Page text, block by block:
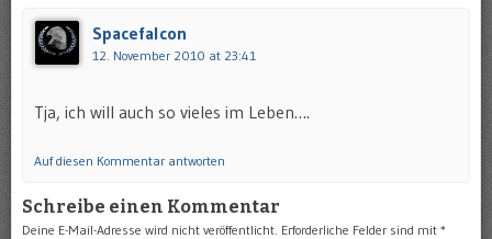
Spacefalcon
12. November 2010 at 23:41
Tja, ich will auch so vieles im Leben….
Auf diesen Kommentar antworten
Schreibe einen Kommentar
Deine E-Mail-Adresse wird nicht veröffentlicht. Erforderliche Felder sind mit *